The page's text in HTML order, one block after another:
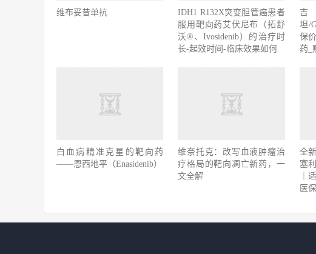
维布妥昔单抗
IDH1 R132X突变胆管癌患者
服用靶向药艾伏尼布（拓舒
沃®、Ivosidenib）的治疗时
长-起效时间-临床效果如何
坦/
保
药_
白血病精准克星的靶向药
——恩西地平（Enasidenib）
维奈托克：改写血液肿瘤治
疗格局的靶向凋亡新药，一
文全解
全
塞
｜
医